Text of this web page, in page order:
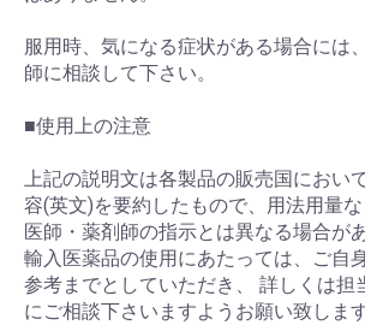
お買い物を続ける カート
服用時、気になる症状がある場合には
師に相談して下さい。
■使用上の注意
上記の説明文は各製品の販売国におい
容(英文)を要約したもので、用法用量
医師・薬剤師の指示とは異なる場合が
輸入医薬品の使用にあたっては、ご自
参考までとしていただき、 詳しくは担
にご相談下さいますようお願い致しま